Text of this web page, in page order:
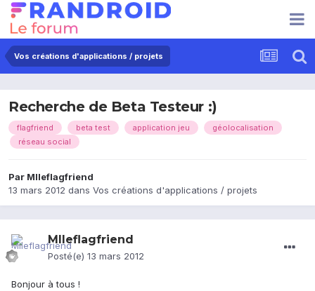
Vos créations d'applications / projets
Recherche de Beta Testeur :)
flagfriend beta test application jeu
géolocalisation
réseau social
Par Mlleflagfriend
13 mars 2012 dans Vos créations d'applications / projets
Mlleflagfriend
Posté(e) 13 mars 2012
Bonjour à tous !